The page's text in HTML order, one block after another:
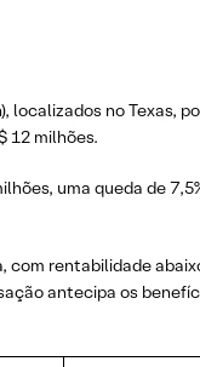
no Texas,
12 milhões.
uma queda de
com rentabilidade
antecipa os